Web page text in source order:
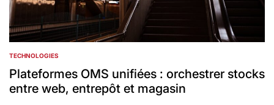
POSTED
IN
TECHNOLOGIES
Plateformes OMS unifiées : orchestrer stocks
entre web, entrepôt et magasin